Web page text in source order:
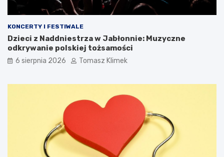
KONCERTY I FESTIWALE
Dzieci z Naddniestrza w Jabłonnie: Muzyczne
odkrywanie polskiej tożsamości
6 sierpnia 2026 Tomasz Klimek